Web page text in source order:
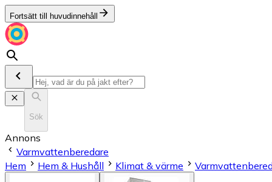
Fortsätt till huvudinnehåll
Sök
Annons
Varmvattenberedare
Hem
Hem & Hushåll Klimat & värme